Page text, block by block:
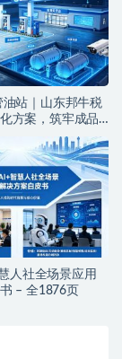
油站｜山东邦牛税
方案，筑牢成品
线
人社全场景应用
– 全1876页